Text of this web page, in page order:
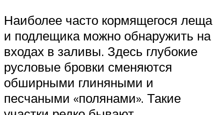
Наиболее часто кормящегося леща
и подлещика можно обнаружить на
входах в заливы. Здесь глубокие
русловые бровки сменяются
обширными глиняными и
песчаными «полянами». Такие